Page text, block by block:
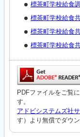
標茶町学校給食
標茶町学校給食
標茶町学校給食
標茶町学校給食
PDFファイルをご覧
す。
アドビシステムズ社
す）より無償でダウ